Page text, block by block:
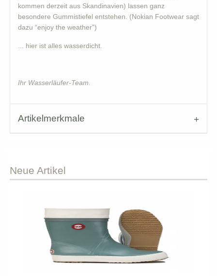
kommen derzeit aus Skandinavien) lassen ganz
besondere Gummistiefel entstehen. (Nokian Footwear sagt
dazu “enjoy the weather”)
... hier ist alles wasserdicht.
Ihr Wasserläufer-Team.
Artikelmerkmale
Neue Artikel